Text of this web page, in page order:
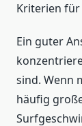
Kriterien für
Ein guter
sind. Wenn
häufig